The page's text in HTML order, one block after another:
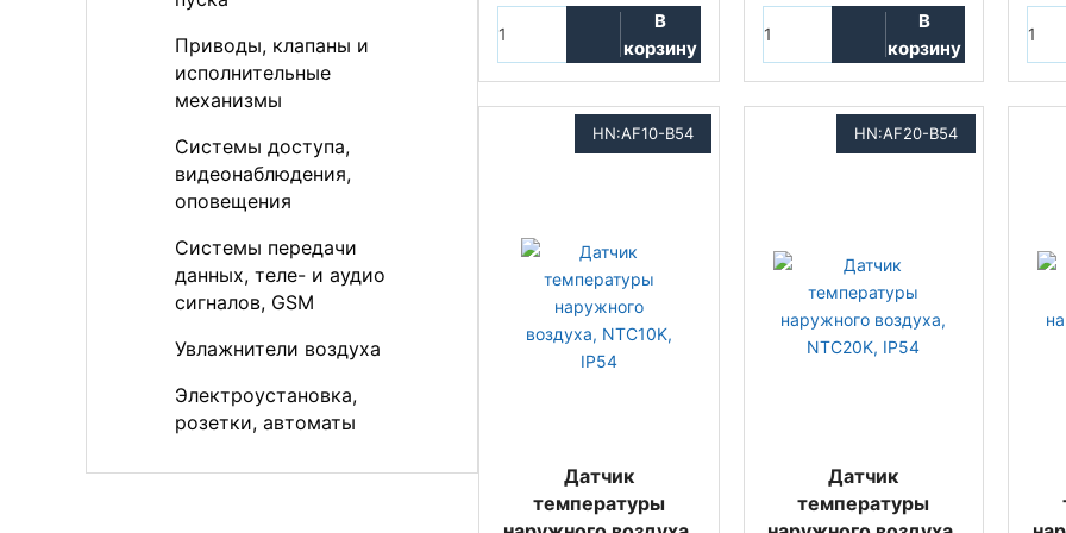
Приводы, клапаны и
исполнительные
механизмы
Системы доступа,
видеонаблюдения,
оповещения
Системы передачи
данных, теле- и аудио
сигналов, GSM
Увлажнители воздуха
Электроустановка,
розетки, автоматы
В
корзину
В
корзину
HN:AF10-B54
Датчик
температуры
HN:AF20-B54
Датчик
температуры